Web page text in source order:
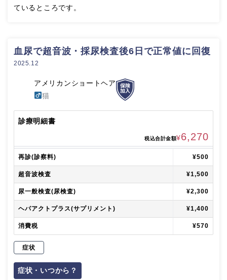
ているところです。
血尿で超音波・採尿検査後6日で正常値に回復
2025.12
アメリカンショートヘア
猫
診療明細書
税込合計金額¥6,270
再診(診察料) ¥500
超音波検査 ¥1,500
尿一般検査(尿検査) ¥2,300
ヘパアクトプラス(サプリメント) ¥1,400
消費税 ¥570
症状
症状・いつから？